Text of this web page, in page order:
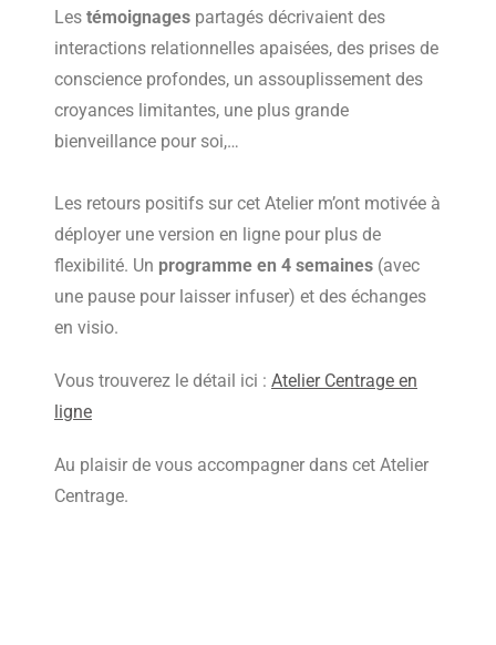
Les témoignages partagés décrivaient des
interactions relationnelles apaisées, des prises de
conscience profondes, un assouplissement des
croyances limitantes, une plus grande
bienveillance pour soi,…
Les retours positifs sur cet Atelier m’ont motivée à
déployer une version en ligne pour plus de
flexibilité. Un programme en 4 semaines (avec
une pause pour laisser infuser) et des échanges
en visio.
Vous trouverez le détail ici : Atelier Centrage en
ligne
Au plaisir de vous accompagner dans cet Atelier
Centrage.